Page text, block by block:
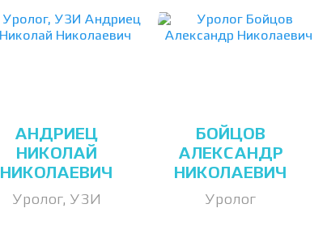
АНДРИЕЦ
НИКОЛАЙ
НИКОЛАЕВИЧ
Уролог, УЗИ
БОЙЦОВ
АЛЕКСАНДР
НИКОЛАЕВИЧ
Уролог